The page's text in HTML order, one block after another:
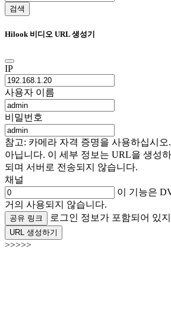
검색
Hilook 비디오 URL 생성기
IP
사용자 이름
비밀번호
참고: 카메라 자격 증명을 사용하십시오.
아닙니다. 이 세부 정보는 URL을 생성
되며 서버로 전송되지 않습니다.
채널
이 기능은
거의 사용되지 않습니다.
공유 링크 로그인 정보가 포함되어 있
URL 생성하기
>>>>>